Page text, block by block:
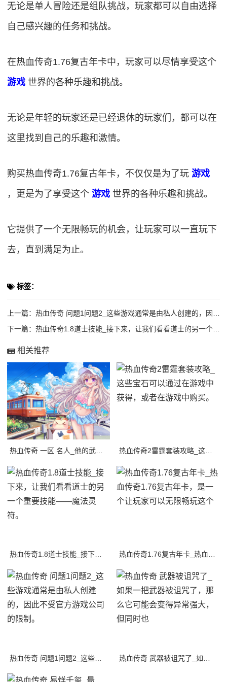
无论是单人冒险还是组队挑战，玩家都可以自由选择
自己感兴趣的任务和挑战。
在热血传奇1.76复古年卡中，玩家可以尽情享受这个
游戏 世界的各种乐趣和挑战。
无论是年轻的玩家还是已经退休的玩家们，都可以在
这里找到自己的乐趣和激情。
购买热血传奇1.76复古年卡，不仅仅是为了玩 游戏
，更是为了享受这个 游戏 世界的各种乐趣和挑战。
它提供了一个无限畅玩的机会，让玩家可以一直玩下
去，直到满足为止。
标签：
上一篇： 热血传奇 问题1问题2_这些游戏通常是由私人创建的，因此不受官方游戏公司的限制。
下一篇： 热血传奇1.8道士技能_接下来，让我们看看道士的另一个重要技能——魔法灵符。
相关推荐
热血传奇1.8道士技能_接下来，让我们看看道士的另一个重要技能——魔法灵符。 热血传奇1.76复古年卡_热血传奇1.76复古年卡，是一个让玩家可以无限畅玩这个